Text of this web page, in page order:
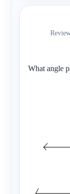
What angle